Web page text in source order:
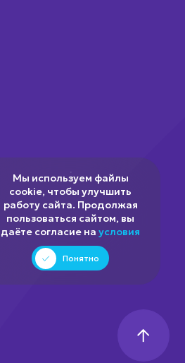
Мы используем файлы
cookie, чтобы улучшить
работу сайта. Продолжая
пользоваться сайтом, вы
даёте согласие на условия
Понятно